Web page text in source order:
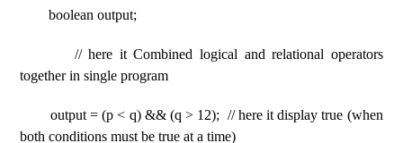
boolean output;
// here it Combined logical and relational operators
together in single program
output = (p < q) && (q > 12); // here it display true (when
both conditions must be true at a time)